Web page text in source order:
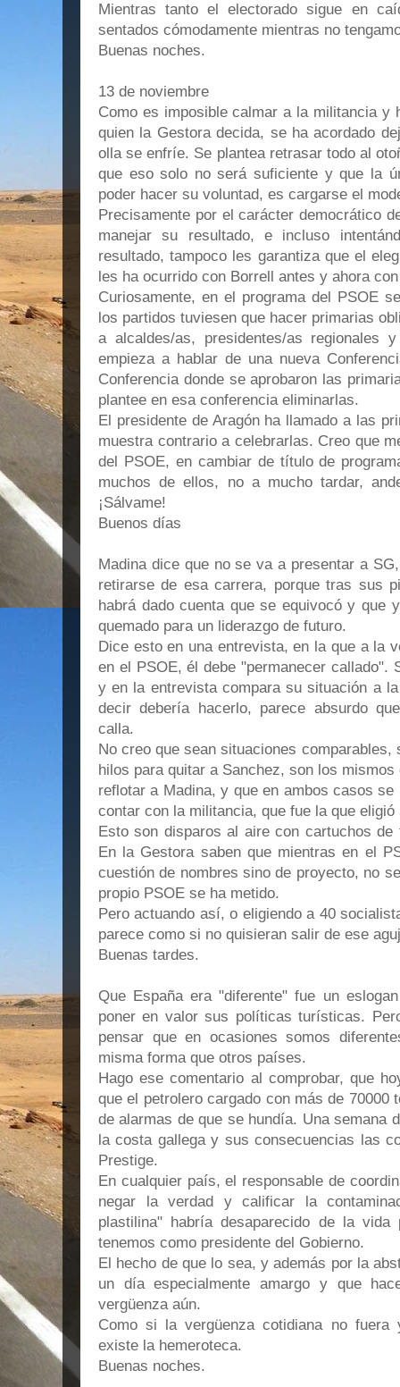
Mientras tanto el electorado sigue en
sentados cómodamente mientras no
Buenas noches.
13 de noviembre
Como es imposible calmar a la militancia y
quien la Gestora decida, se ha acordado
olla se enfríe. Se plantea retrasar todo al
que eso solo no será suficiente y que la
poder hacer su voluntad, es cargarse el
Precisamente por el carácter democrático
manejar su resultado, e incluso
resultado, tampoco les garantiza que el
les ha ocurrido con Borrell antes y ahora
Curiosamente, en el programa del PSOE
los partidos tuviesen que hacer primarias
a alcaldes/as, presidentes/as regionales
empieza a hablar de una nueva
Conferencia donde se aprobaron las
plantee en esa conferencia eliminarlas.
El presidente de Aragón ha llamado a las
muestra contrario a celebrarlas. Creo que
del PSOE, en cambiar de título de
muchos de ellos, no a mucho tardar,
¡Sálvame!
Buenos días
Madina dice que no se va a presentar a
retirarse de esa carrera, porque tras sus
habrá dado cuenta que se equivocó y que
quemado para un liderazgo de futuro.
Dice esto en una entrevista, en la que a la
en el PSOE, él debe "permanecer callado".
y en la entrevista compara su situación a
decir debería hacerlo, parece absurdo
calla.
No creo que sean situaciones comparables,
hilos para quitar a Sanchez, son los
reflotar a Madina, y que en ambos casos
contar con la militancia, que fue la que
Esto son disparos al aire con cartuchos
En la Gestora saben que mientras en el
cuestión de nombres sino de proyecto, no
propio PSOE se ha metido.
Pero actuando así, o eligiendo a 40
parece como si no quisieran salir de ese
Buenas tardes.
Que España era "diferente" fue un
poner en valor sus políticas turísticas.
pensar que en ocasiones somos
misma forma que otros países.
Hago ese comentario al comprobar, que
que el petrolero cargado con más de 70000
de alarmas de que se hundía. Una semana
la costa gallega y sus consecuencias las
Prestige.
En cualquier país, el responsable de
negar la verdad y calificar la
plastilina" habría desaparecido de la
tenemos como presidente del Gobierno.
El hecho de que lo sea, y además por la
un día especialmente amargo y que
vergüenza aún.
Como si la vergüenza cotidiana no fuera
existe la hemeroteca.
Buenas noches.